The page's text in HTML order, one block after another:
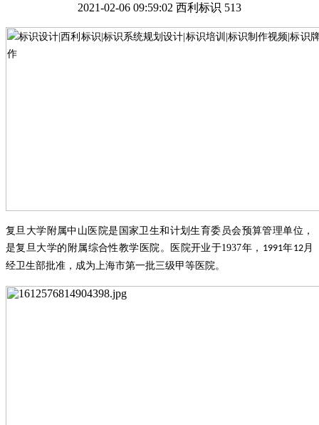
2021-02-06 09:59:02 西利标识 513
复旦大学附属中山医院是国家卫生和计划生育委员会预算管理单位，
是复旦大学的附属综合性教学医院。医院开业于1937年， 1991年12月
经卫生部批准，成为上海市第一批三级甲等医院。